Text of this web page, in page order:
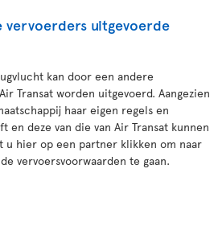
vervoerders uitgevoerde
kan door een andere
Transat worden uitgevoerd. Aangezien
haar eigen regels en
en deze van die van Air Transat kunnen
u hier op een partner klikken om naar
vervoersvoorwaarden te gaan.